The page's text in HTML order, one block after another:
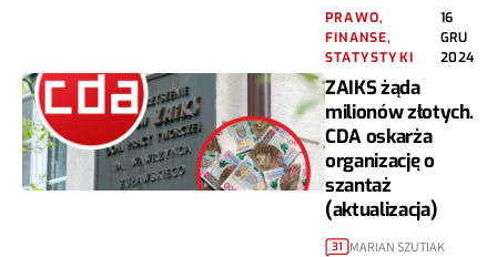
PRAWO,
FINANSE,
STATYSTYKI
16
GRU
2024
ZAIKS żąda
milionów złotych.
CDA oskarża
organizację o
szantaż
(aktualizacja)
31 MARIAN SZUTIAK